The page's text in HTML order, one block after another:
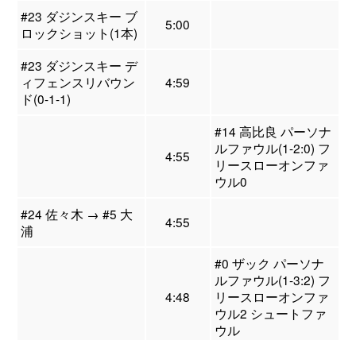
#23 ダジンスキー ブ
ロックショット(1本)
5:00
#23 ダジンスキー デ
ィフェンスリバウン
ド(0-1-1)
4:59
4:55
#14 高比良 パーソナ
ルファウル(1-2:0) フ
リースローオンファ
ウル0
#24 佐々木 → #5 大
浦
4:55
4:48
#0 ザック パーソナ
ルファウル(1-3:2) フ
リースローオンファ
ウル2 シュートファ
ウル